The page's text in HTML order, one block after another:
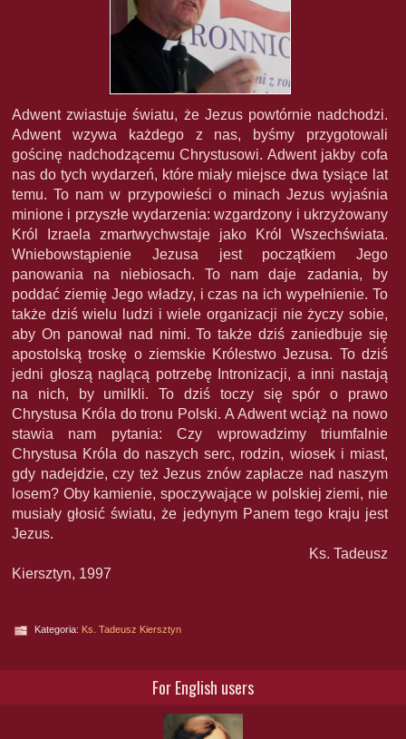
Adwent zwiastuje światu, że Jezus powtórnie nadchodzi.
Adwent wzywa każdego z nas, byśmy przygotowali
gościnę nadchodzącemu Chrystusowi. Adwent jakby cofa
nas do tych wydarzeń, które miały miejsce dwa tysiące lat
temu. To nam w przypowieści o minach Jezus wyjaśnia
minione i przyszłe wydarzenia: wzgardzony i ukrzyżowany
Król Izraela zmartwychwstaje jako Król Wszechświata.
Wniebowstąpienie Jezusa jest początkiem Jego
panowania na niebiosach. To nam daje zadania, by
poddać ziemię Jego władzy, i czas na ich wypełnienie. To
także dziś wielu ludzi i wiele organizacji nie życzy sobie,
aby On panował nad nimi. To także dziś zaniedbuje się
apostolską troskę o ziemskie Królestwo Jezusa. To dziś
jedni głoszą naglącą potrzebę Intronizacji, a inni nastają
na nich, by umilkli. To dziś toczy się spór o prawo
Chrystusa Króla do tronu Polski. A Adwent wciąż na nowo
stawia nam pytania: Czy wprowadzimy triumfalnie
Chrystusa Króla do naszych serc, rodzin, wiosek i miast,
gdy nadejdzie, czy też Jezus znów zapłacze nad naszym
losem? Oby kamienie, spoczywające w polskiej ziemi, nie
musiały głosić światu, że jedynym Panem tego kraju jest
Jezus.
Ks. Tadeusz
Kiersztyn, 1997
Kategoria: Ks. Tadeusz Kiersztyn
For English users